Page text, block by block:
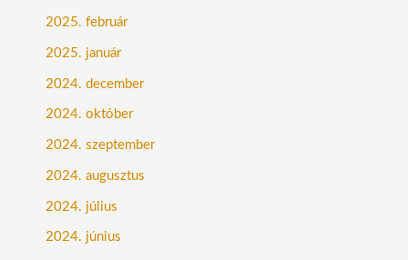
2025. február
2025. január
2024. december
2024. október
2024. szeptember
2024. augusztus
2024. július
2024. június